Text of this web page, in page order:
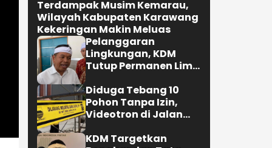
Videotron di Jalan
R.E. Martadinata
Bandung Disegel
KDM Targetkan
Bongkar dan Tata
Teras Cihampelas
Beres Oktober 2026
Selengkapnya